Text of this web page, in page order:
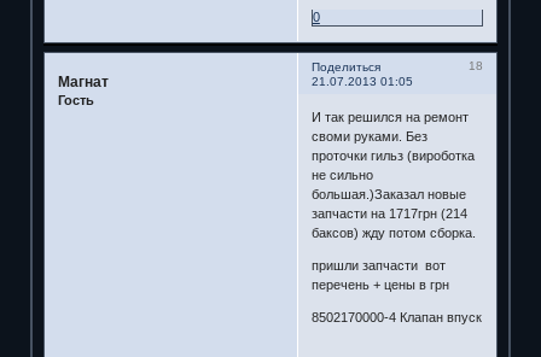
0
Поделиться
18
21.07.2013 01:05
Магнат
Гость
И так решился на ремонт
своми руками. Без
проточки гильз (вироботка
не сильно
большая.)Заказал новые
запчасти на 1717грн (214
баксов) жду потом сборка.
пришли запчасти вот
перечень + цены в грн
8502170000-4 Клапан впуск